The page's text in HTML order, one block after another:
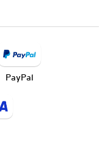
PayPal